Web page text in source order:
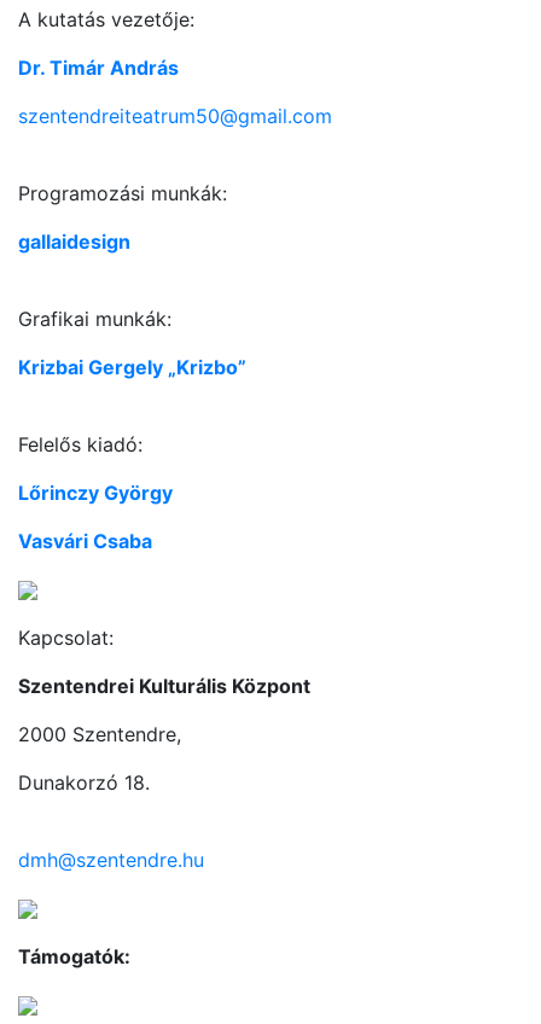
A kutatás vezetője:
Dr. Timár András
szentendreiteatrum50@gmail.com
Programozási munkák:
gallaidesign
Grafikai munkák:
Krizbai Gergely „Krizbo”
Felelős kiadó:
Lőrinczy György
Vasvári Csaba
Kapcsolat:
Szentendrei Kulturális Központ
2000 Szentendre,
Dunakorzó 18.
dmh@szentendre.hu
Támogatók: